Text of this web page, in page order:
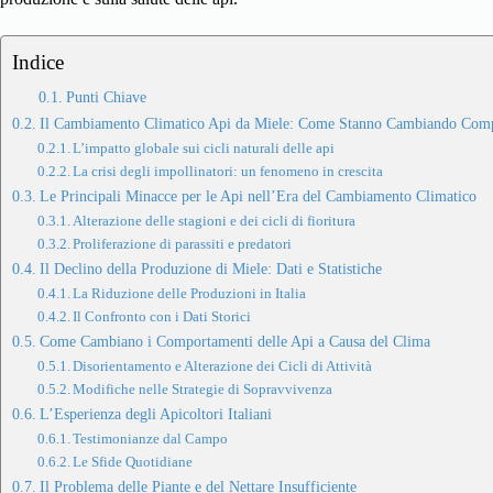
Indice
Punti Chiave
Il Cambiamento Climatico Api da Miele: Come Stanno Cambiando
L’impatto globale sui cicli naturali delle api
La crisi degli impollinatori: un fenomeno in crescita
Le Principali Minacce per le Api nell’Era del Cambiamento Climatico
Alterazione delle stagioni e dei cicli di fioritura
Proliferazione di parassiti e predatori
Il Declino della Produzione di Miele: Dati e Statistiche
La Riduzione delle Produzioni in Italia
Il Confronto con i Dati Storici
Come Cambiano i Comportamenti delle Api a Causa del Clima
Disorientamento e Alterazione dei Cicli di Attività
Modifiche nelle Strategie di Sopravvivenza
L’Esperienza degli Apicoltori Italiani
Testimonianze dal Campo
Le Sfide Quotidiane
Il Problema delle Piante e del Nettare Insufficiente